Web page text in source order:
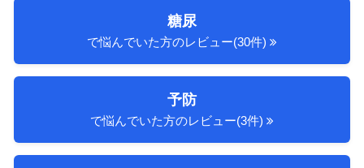
糖尿
で悩んでいた方のレビュー(30件)
予防
で悩んでいた方のレビュー(3件)